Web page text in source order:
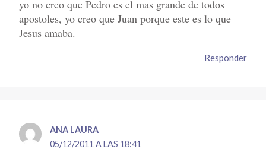
yo no creo que Pedro es el mas grande de todos
apostoles, yo creo que Juan porque este es lo que
Jesus amaba.
Responder
ANA LAURA
05/12/2011 A LAS 18:41